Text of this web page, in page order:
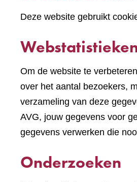
Deze website gebruikt
Om de website te
over het aantal bezoekers,
verzameling van deze
AVG, jouw gegevens voor
gegevens verwerken die
Onderzoeken